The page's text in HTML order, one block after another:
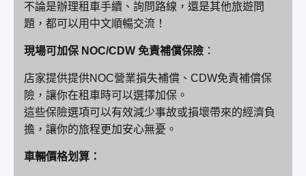
不論是辦理租車手續、詢問路線，還是其他旅遊問
題，都可以用中文順暢交流！
現場可加保 NOC/CDW 免責補償保險 ：
店家提供提供NOC營業損失補償、CDW免責補償保
險，讓你在租車時可以選擇加保。
這些保險選項可以有效減少事故或損壞帶來的經濟負
擔，讓你的旅程更加安心無憂。
車輛價格划算：